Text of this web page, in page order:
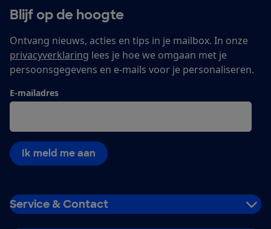
Blijf op de hoogte
Ontvang nieuws, acties en tips in je mailbox. In onze
privacyverklaring lees je hoe we omgaan met je
persoonsgegevens en e-mails voor je personaliseren.
E-mailadres
Ik meld me aan
Service & Contact